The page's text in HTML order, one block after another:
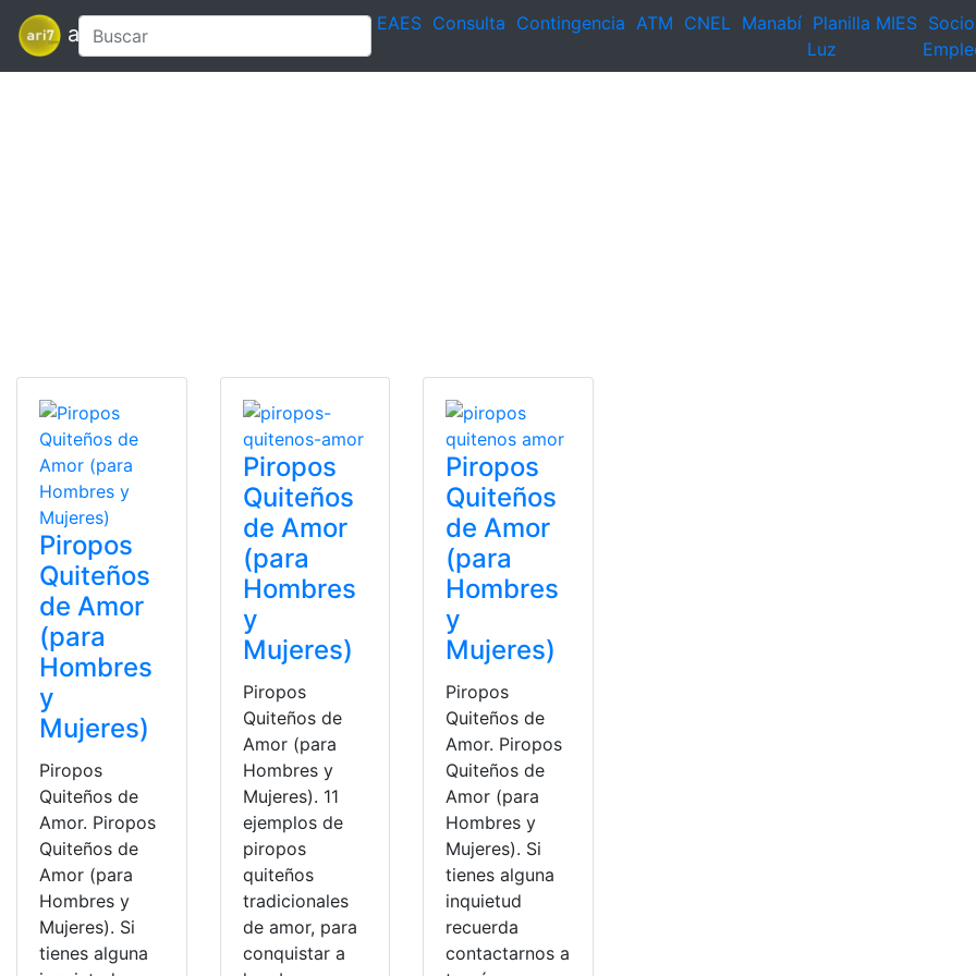
ari7 EAES Consulta Contingencia ATM CNEL Manabí Planilla
Luz
MIES Socio
Piropos
Quiteños
de Amor
(para
Hombres
y
Mujeres)
Piropos
Quiteños de
Amor. Piropos
Quiteños de
Amor (para
Hombres y
Mujeres). Si
tienes alguna
Piropos
Quiteños
de Amor
(para
Hombres
y
Mujeres)
Piropos
Quiteños de
Amor (para
Hombres y
Mujeres). 11
ejemplos de
piropos
quiteños
tradicionales
de amor, para
conquistar a
Piropos
Quiteños
de Amor
(para
Hombres
y
Mujeres)
Piropos
Quiteños de
Amor. Piropos
Quiteños de
Amor (para
Hombres y
Mujeres). Si
tienes alguna
inquietud
recuerda
contactarnos a